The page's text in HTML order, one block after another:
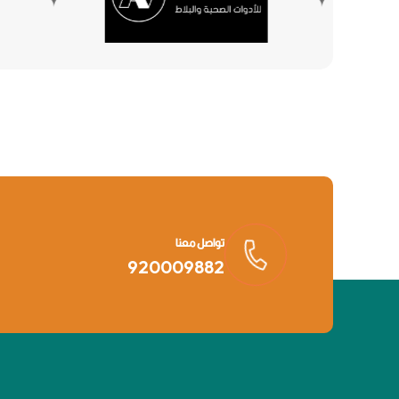
تواصل معنا
920009882